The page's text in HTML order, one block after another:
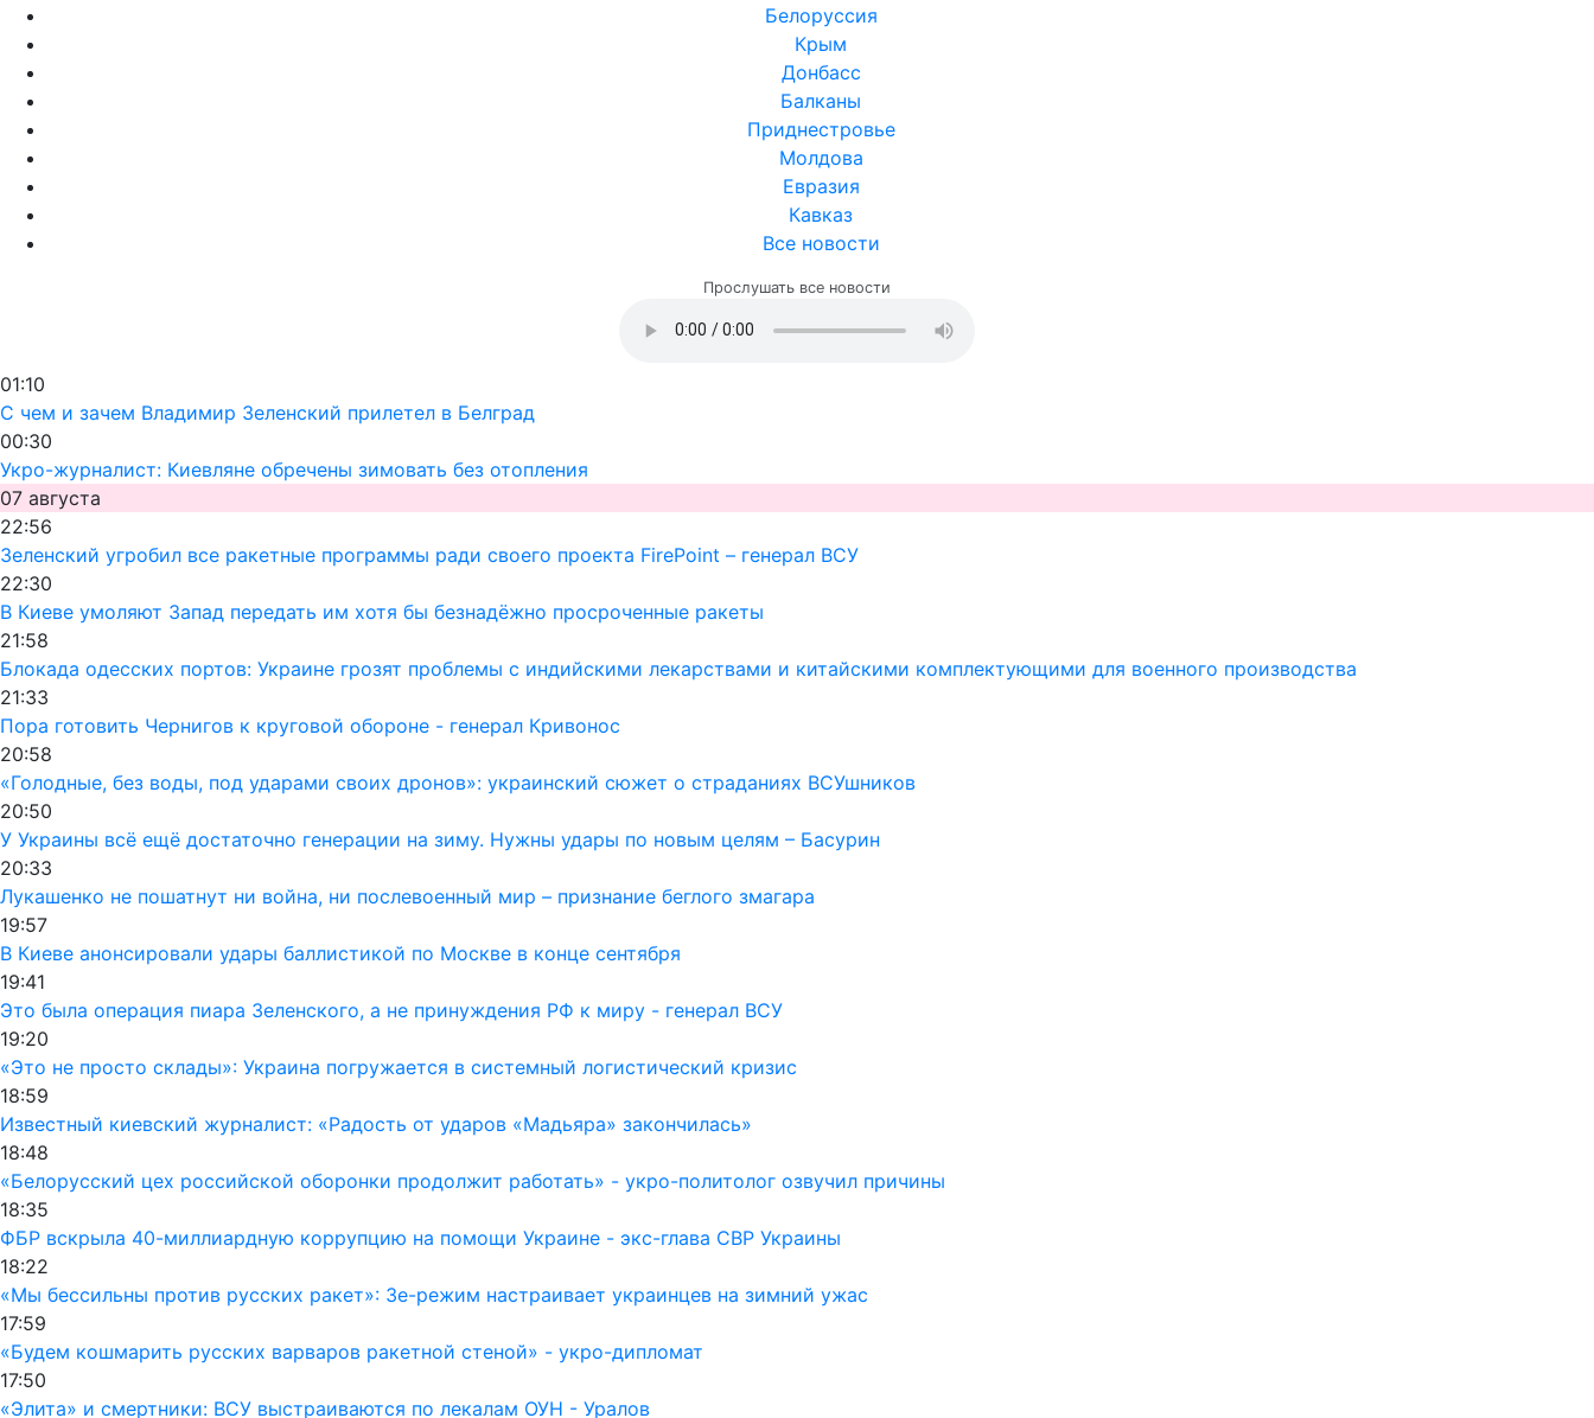
Белоруссия
Крым
Донбасс
Балканы
Приднестровье
Молдова
Евразия
Кавказ
Все новости
Прослушать все новости
01:10
С чем и зачем Владимир Зеленский прилетел в Белград
00:30
Укро-журналист: Киевляне обречены зимовать без отопления
07 августа
22:56
Зеленский угробил все ракетные программы ради своего проекта FirePoint – генерал ВСУ
22:30
В Киеве умоляют Запад передать им хотя бы безнадёжно просроченные ракеты
21:58
Блокада одесских портов: Украине грозят проблемы с индийскими лекарствами и китайскими комплектующими для военного производства
21:33
Пора готовить Чернигов к круговой обороне - генерал Кривонос
20:58
«Голодные, без воды, под ударами своих дронов»: украинский сюжет о страданиях ВСУшников
20:50
У Украины всё ещё достаточно генерации на зиму. Нужны удары по новым целям – Басурин
20:33
Лукашенко не пошатнут ни война, ни послевоенный мир – признание беглого змагара
19:57
В Киеве анонсировали удары баллистикой по Москве в конце сентября
19:41
Это была операция пиара Зеленского, а не принуждения РФ к миру - генерал ВСУ
19:20
«Это не просто склады»: Украина погружается в системный логистический кризис
18:59
Известный киевский журналист: «Радость от ударов «Мадьяра» закончилась»
18:48
«Белорусский цех российской оборонки продолжит работать» - укро-политолог озвучил причины
18:35
ФБР вскрыла 40-миллиардную коррупцию на помощи Украине - экс-глава СВР Украины
18:22
«Мы бессильны против русских ракет»: Зе-режим настраивает украинцев на зимний ужас
17:59
«Будем кошмарить русских варваров ракетной стеной» - укро-дипломат
17:50
«Элита» и смертники: ВСУ выстраиваются по лекалам ОУН - Уралов